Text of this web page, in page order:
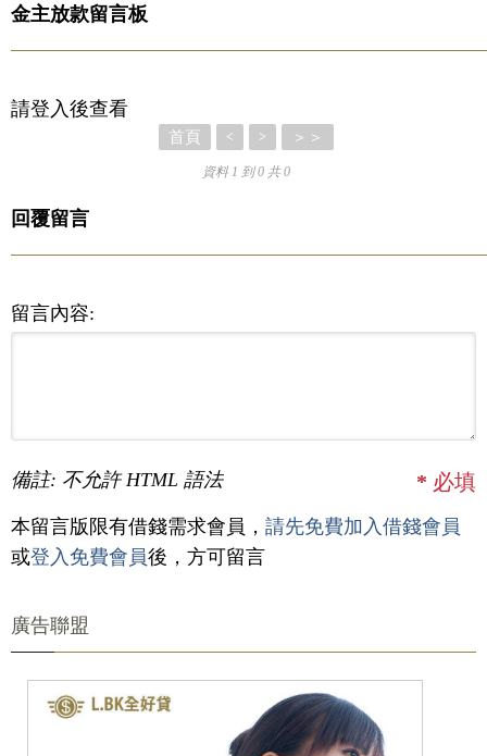
金主放款留言板
請登入後查看
首頁 < > ＞＞
資料 1 到 0 共 0
回覆留言
留言內容:
備註: 不允許 HTML 語法 * 必填
本留言版限有借錢需求會員， 請先免費加入借錢會員
或登入免費會員後，方可留言
廣告聯盟